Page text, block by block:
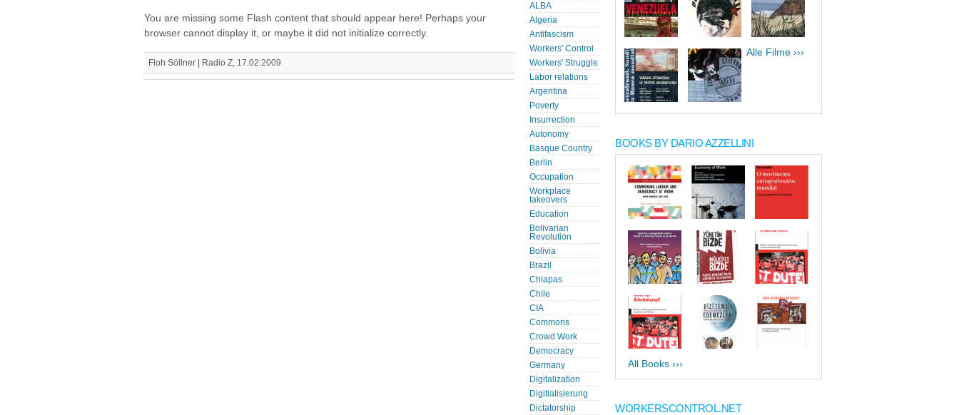
You are missing some Flash content that should appear here! Perhaps your
browser cannot display it, or maybe it did not initialize correctly.
Floh Söllner | Radio Z, 17.02.2009
ALBA
Algeria
Antifascism
Workers' Control
Workers' Struggle
Labor relations
Argentina
Poverty
Insurrection
Autonomy
Basque Country
Berlin
Occupation
Workplace
takeovers
Education
Bolivarian
Revolution
Bolivia
Brazil
Chiapas
Chile
CIA
Commons
Crowd Work
Democracy
Germany
Digitalization
Digitialisierung
Dictatorship
Alle Filme ›››
BOOKS BY DARIO AZZELLINI
All Books ›››
WORKERSCONTROL.NET